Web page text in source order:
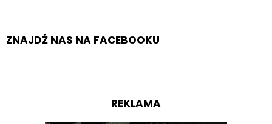
ZNAJDŹ NAS NA FACEBOOKU
REKLAMA